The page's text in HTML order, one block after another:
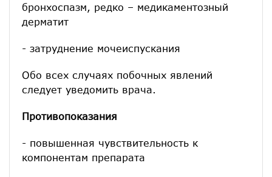
бронхоспазм, редко – медикаментозный
дерматит
- затруднение мочеиспускания
Обо всех случаях побочных явлений
следует уведомить врача.
Противопоказания
- повышенная чувствительность к
компонентам препарата